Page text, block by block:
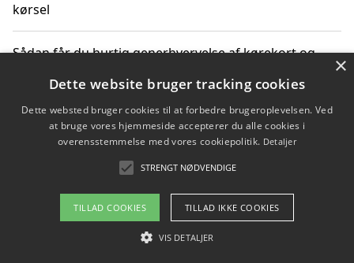
kørsel
Sådan får du hurtig generhvervelse af kørekort og
Sådan lærer du miljørigtig kørsel hos en køreskole i
Gentofte
Copyright 2026 - Pilanto Aps
Om / kontakt
×
Dette website bruger tracking cookies
Dette websted bruger cookies til at forbedre brugeroplevelsen. Ved
at bruge vores hjemmeside accepterer du alle cookies i
overensstemmelse med vores cookiepolitik. Detaljer
STRENGT NØDVENDIGE
TILLAD COOKIES TILLAD IKKE COOKIES
VIS DETALJER